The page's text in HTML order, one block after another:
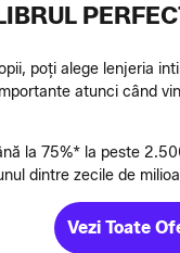
poți alege lenjeria
atunci când
la 75%* la peste
dintre zecile de
Vezi Toate